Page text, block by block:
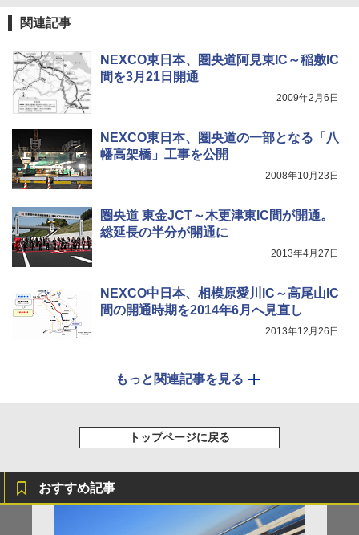
関連記事
NEXCO東日本、圏央道阿見東IC～稲敷IC
間を3月21日開通
2009年2月6日
NEXCO東日本、圏央道の一部となる「八
幡高架橋」工事を公開
2008年10月23日
圏央道 東金JCT～木更津東IC間が開通。
総延長の半分が開通に
2013年4月27日
NEXCO中日本、相模原愛川IC～高尾山IC
間の開通時期を2014年6月へ見直し
2013年12月26日
もっと関連記事を見る
トップページに戻る
おすすめ記事